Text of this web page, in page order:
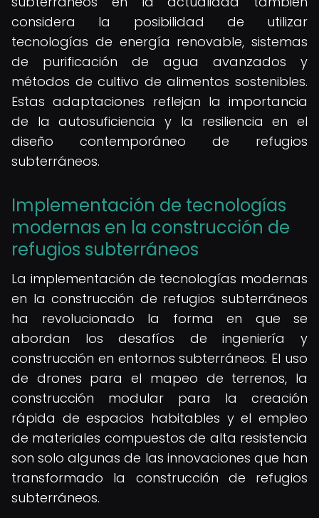
considera la posibilidad de utilizar
tecnologías de energía renovable, sistemas
de purificación de agua avanzados y
métodos de cultivo de alimentos sostenibles.
Estas adaptaciones reflejan la importancia
de la autosuficiencia y la resiliencia en el
diseño contemporáneo de refugios
subterráneos.
Implementación de tecnologías
modernas en la construcción de
refugios subterráneos
La implementación de tecnologías modernas
en la construcción de refugios subterráneos
ha revolucionado la forma en que se
abordan los desafíos de ingeniería y
construcción en entornos subterráneos. El uso
de drones para el mapeo de terrenos, la
construcción modular para la creación
rápida de espacios habitables y el empleo
de materiales compuestos de alta resistencia
son solo algunas de las innovaciones que han
transformado la construcción de refugios
subterráneos.